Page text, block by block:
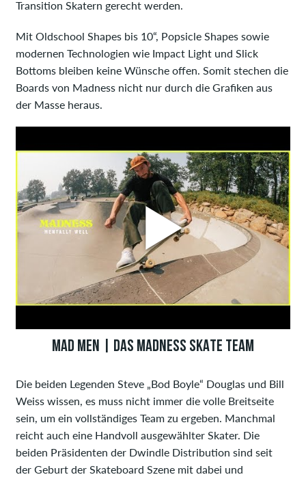
Transition Skatern gerecht werden.
Mit Oldschool Shapes bis 10“, Popsicle Shapes sowie
modernen Technologien wie Impact Light und Slick
Bottoms bleiben keine Wünsche offen. Somit stechen die
Boards von Madness nicht nur durch die Grafiken aus
der Masse heraus.
MAD MEN | DAS MADNESS SKATE TEAM
Die beiden Legenden Steve „Bod Boyle“ Douglas und Bill
Weiss wissen, es muss nicht immer die volle Breitseite
sein, um ein vollständiges Team zu ergeben. Manchmal
reicht auch eine Handvoll ausgewählter Skater. Die
beiden Präsidenten der Dwindle Distribution sind seit
der Geburt der Skateboard Szene mit dabei und